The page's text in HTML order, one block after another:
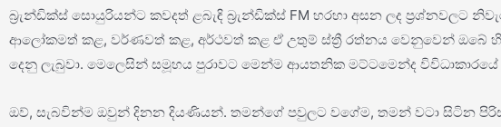
බ්‍රැන්ඩික්ස් සොයුරියන්ට කවදත් ළබැඳි බ්‍රැන්ඩික්ස් FM හරහා අසන ලද ප්‍රශ්නවලට
ආලෝකමත් කළ, වර්ණවත් කළ, අර්ථවත් කළ ඒ උතුම් ස්ත්‍රී රත්නය වෙනුවෙන් ඔබේ
දෙනු ලැබුවා. මෙලෙසින් සමූහය පුරාවට මෙන්ම ආයතනික මට්ටමෙන්ද
ඔව්, සැබවින්ම ඔවුන් දිනන දියණියන්. තමන්ගේ පවුලට වගේම, තමන් වටා සිටින